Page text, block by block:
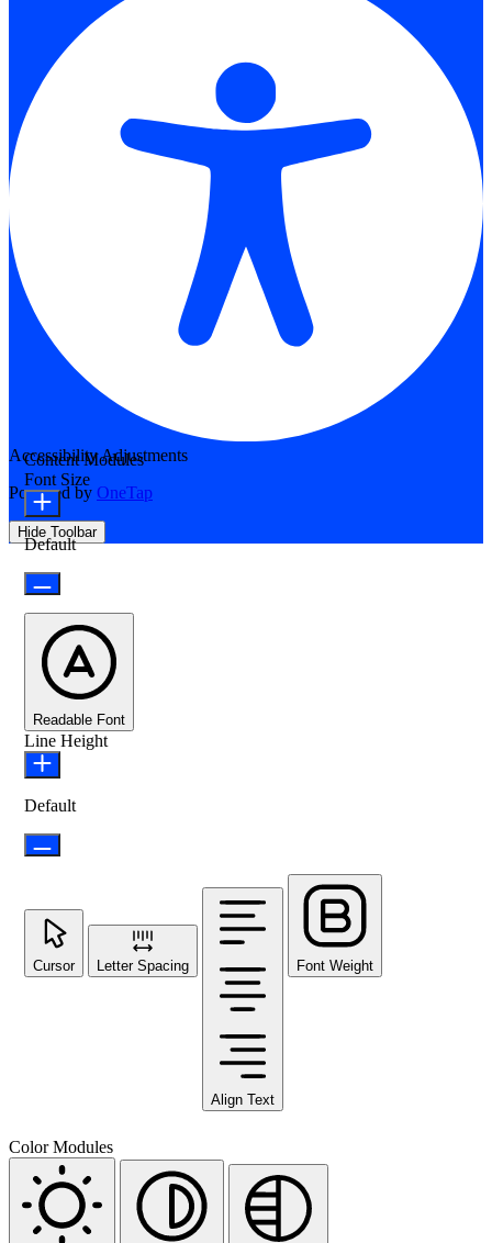
Accessibility Adjustments
Powered by OneTap
Hide Toolbar
Content Modules
Font Size
Default
Readable Font
Line Height
Default
Cursor Letter Spacing
Align Text
Font Weight
Color Modules